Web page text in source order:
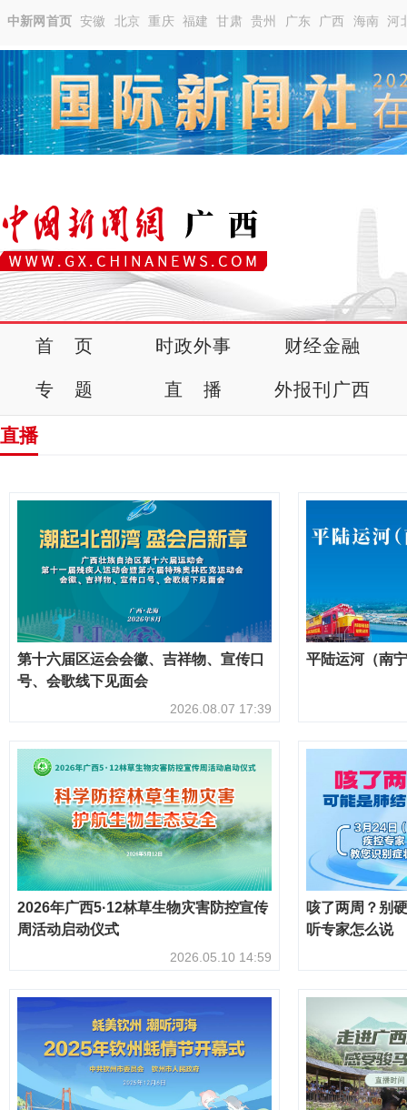
中新网首页 安徽 北京 重庆 福建 甘肃 贵州 广东 广西 海南 河
首 页 时政外事 财经金融
专 题 直 播 外报刊广西
直播
第十六届区运会会徽、吉祥物、宣传口
号、会歌线下见面会
2026.08.07 17:39
平陆运河（南
2026年广西5·12林草生物灾害防控宣传
周活动启动仪式
2026.05.10 14:59
咳了两周？别
听专家怎么说